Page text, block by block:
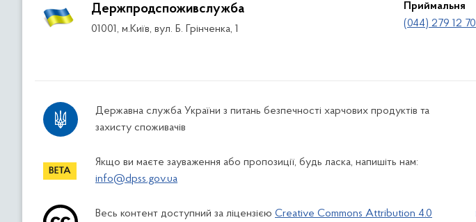
Держпродспоживслужба
01001, м.Київ, вул. Б. Грінченка, 1
Приймальня
(044) 279 12 70
Державна служба України з питань безпечності харчових продуктів та
захисту споживачів
Якщо ви маєте зауваження або пропозиції, будь ласка, напишіть нам:
info@dpss.gov.ua
Весь контент доступний за ліцензією Creative Commons Attribution 4.0